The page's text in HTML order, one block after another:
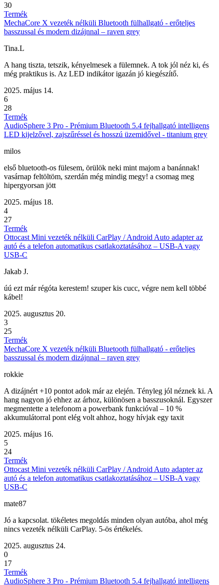
30
Termék
MechaCore X vezeték nélküli Bluetooth fülhallgató - erőteljes
basszussal és modern dizájnnal – raven grey
Tina.L
A hang tiszta, tetszik, kényelmesek a fülemnek. A tok jól néz ki, és
még praktikus is. Az LED indikátor igazán jó kiegészítő.
2025. május 14.
6
28
Termék
AudioSphere 3 Pro - Prémium Bluetooth 5.4 fejhallgató intelligens
LED kijelzővel, zajszűréssel és hosszú üzemidővel - titanium grey
milos
első bluetooth-os fülesem, örülök neki mint majom a banánnak!
vasárnap feltöltöm, szerdán még mindig megy! a csomag meg
hipergyorsan jött
2025. május 18.
4
27
Termék
Ottocast Mini vezeték nélküli CarPlay / Android Auto adapter az
autó és a telefon automatikus csatlakoztatásához – USB-A vagy
USB-C
Jakab J.
úú ezt már régóta kerestem! szuper kis cucc, végre nem kell többé
kábel!
2025. augusztus 20.
3
25
Termék
MechaCore X vezeték nélküli Bluetooth fülhallgató - erőteljes
basszussal és modern dizájnnal – raven grey
rokkie
A dizájnért +10 pontot adok már az elején. Tényleg jól néznek ki. A
hang nagyon jó ehhez az árhoz, különösen a basszusoknál. Egyszer
megmentette a telefonom a powerbank funkcióval – 10 %
akkumulátorral pont elég volt ahhoz, hogy hívjak egy taxit
2025. május 16.
5
24
Termék
Ottocast Mini vezeték nélküli CarPlay / Android Auto adapter az
autó és a telefon automatikus csatlakoztatásához – USB-A vagy
USB-C
mate87
Jó a kapcsolat. tökéletes megoldás minden olyan autóba, ahol még
nincs vezeték nélküli CarPlay. 5-ös értékelés.
2025. augusztus 24.
0
17
Termék
AudioSphere 3 Pro - Prémium Bluetooth 5.4 fejhallgató intelligens